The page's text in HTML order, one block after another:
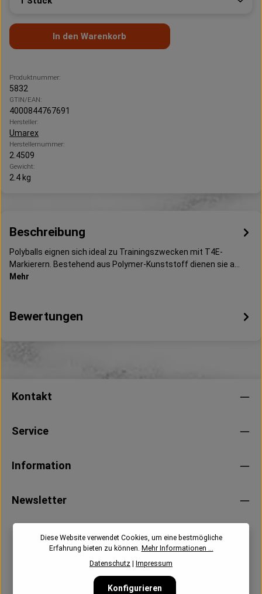
In den Warenkorb
Produktnummer:
5832
GTIN/EAN:
4000844767691
Hersteller:
Umarex
Herstellernummer:
2.4509
Gewicht:
2.4 kg
Beschreibung
Polyballs eignen sich ideal zu Trainingszwecken mit T4E-
Markierern. Bestehend aus Polymer-Kunststoff dienen sie a…
Mehr
Bewertungen
Kontakt
Service
Information
Newsletter
Diese Website verwendet Cookies, um eine bestmögliche
Erfahrung bieten zu können. Mehr Informationen ...
Datenschutz | Impressum
Konfigurieren